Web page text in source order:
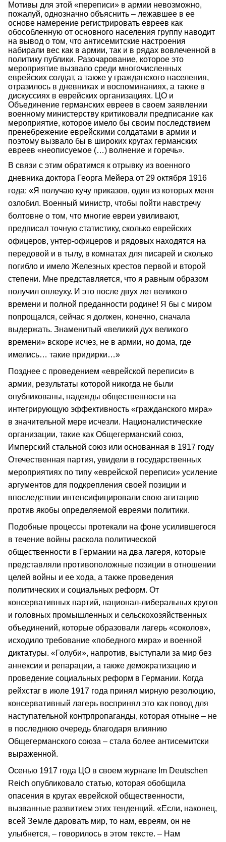
Мотивы для этой «переписи» в армии невозможно,
пожалуй, однозначно объяснить – лежавшее в ее
основе намерение регистрировать евреев как
обособленную от основного населения группу наводит
на вывод о том, что антисемитские настроения
набирали вес как в армии, так и в рядах вовлеченной в
политику публики. Разочарование, которое это
мероприятие вызвало среди многочисленных
еврейских солдат, а также у гражданского населения,
отразилось в дневниках и воспоминаниях, а также в
дискуссиях в еврейских организациях. ЦО и
Объединение германских евреев в своем заявлении
военному министерству критиковали предписание как
мероприятие, которое имело бы своим последствием
пренебрежение еврейскими солдатами в армии и
поэтому вызвало бы в широких кругах германских
евреев «неописуемое (…) волнение и горечь».
В связи с этим обратимся к отрывку из военного
дневника доктора Георга Мейера от 29 октября 1916
года: «Я получаю кучу приказов, один из которых меня
озлобил. Военный министр, чтобы пойти навстречу
болтовне о том, что многие евреи увиливают,
предписал точную статистику, сколько еврейских
офицеров, унтер-офицеров и рядовых находятся на
передовой и в тылу, в комнатах для писарей и сколько
погибло и имело Железных крестов первой и второй
степени. Мне представляется, что я равным образом
получил оплеуху. И это после двух лет великого
времени и полной преданности родине! Я бы с миром
попрощался, сейчас я должен, конечно, сначала
выдержать. Знаменитый «великий дух великого
времени» вскоре исчез, не в армии, но дома, где
имелись… такие придирки…»
Позднее с проведением «еврейской переписи» в
армии, результаты которой никогда не были
опубликованы, надежды общественности на
интегрирующую эффективность «гражданского мира»
в значительной мере исчезли. Националистические
организации, такие как Общегерманский союз,
Имперский стальной союз или основанная в 1917 году
Отечественная партия, увидели в государственных
мероприятиях по типу «еврейской переписи» усиление
аргументов для подкрепления своей позиции и
впоследствии интенсифицировали свою агитацию
против якобы определяемой евреями политики.
Подобные процессы протекали на фоне усилившегося
в течение войны раскола политической
общественности в Германии на два лагеря, которые
представляли противоположные позиции в отношении
целей войны и ее хода, а также проведения
политических и социальных реформ. От
консервативных партий, национал-либеральных кругов
и головных промышленных и сельскохозяйственных
объединений, которые образовали лагерь «соколов»,
исходило требование «победного мира» и военной
диктатуры. «Голуби», напротив, выступали за мир без
аннексии и репарации, а также демократизацию и
проведение социальных реформ в Германии. Когда
рейхстаг в июле 1917 года принял мирную резолюцию,
консервативный лагерь воспринял это как повод для
наступательной контрпропаганды, которая отныне – не
в последнюю очередь благодаря влиянию
Общегерманского союза – стала более антисемитски
выраженной.
Осенью 1917 года ЦО в своем журнале Im Deutschen
Reich опубликовало статью, которая обобщила
опасения в кругах еврейской общественности,
вызванные развитием этих тенденций. «Если, наконец,
всей Земле даровать мир, то нам, евреям, он не
улыбнется, – говорилось в этом тексте. – Нам